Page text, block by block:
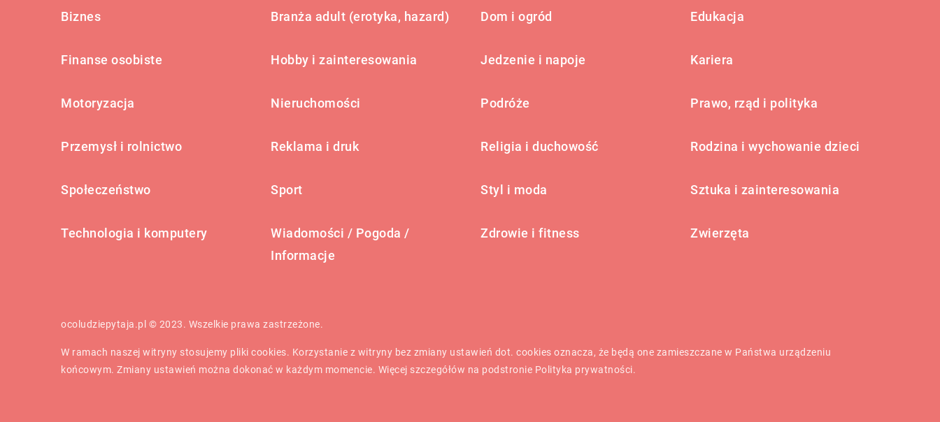
Biznes Branża adult (erotyka, hazard) Dom i ogród Edukacja
Finanse osobiste Hobby i zainteresowania Jedzenie i napoje Kariera
Motoryzacja Nieruchomości Podróże Prawo, rząd i polityka
Przemysł i rolnictwo Reklama i druk Religia i duchowość Rodzina i wychowanie dzieci
Społeczeństwo Sport Styl i moda Sztuka i zainteresowania
Technologia i komputery
Wiadomości / Pogoda /
Informacje
Zdrowie i fitness Zwierzęta
ocoludziepytaja.pl © 2023. Wszelkie prawa zastrzeżone.
W ramach naszej witryny stosujemy pliki cookies. Korzystanie z witryny bez zmiany ustawień dot. cookies oznacza, że będą one zamieszczane w Państwa urządzeniu
końcowym. Zmiany ustawień można dokonać w każdym momencie. Więcej szczegółów na podstronie Polityka prywatności.